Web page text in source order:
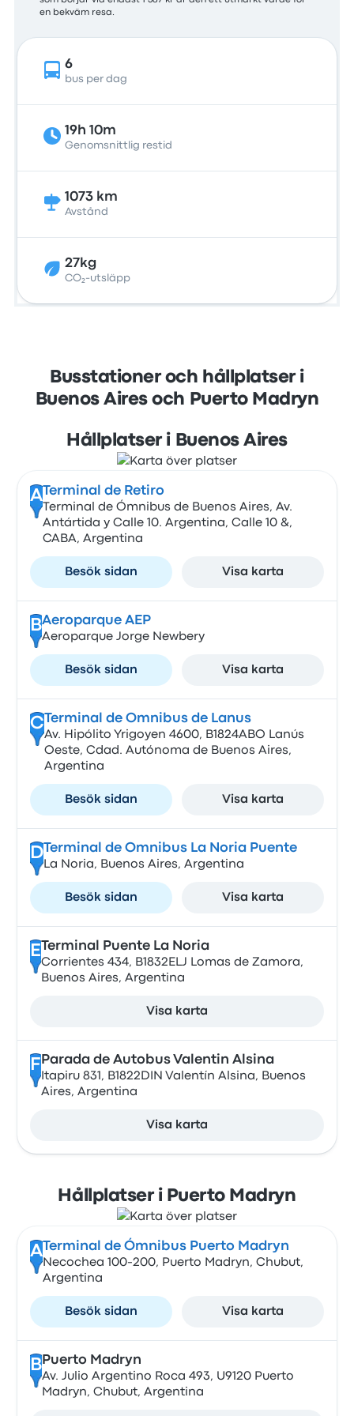
en bekväm resa.
6
bus per dag
19h 10m
Genomsnittlig restid
1073 km
Avstånd
27kg
CO₂-utsläpp
Busstationer och hållplatser i
Buenos Aires och Puerto Madryn
Hållplatser i Buenos Aires
A Terminal de Retiro
Terminal de Ómnibus de Buenos Aires, Av.
Antártida y Calle 10. Argentina, Calle 10 &,
CABA, Argentina
Besök sidan Visa karta
BAeroparque AEP
Aeroparque Jorge Newbery
Besök sidan Visa karta
CTerminal de Omnibus de Lanus
Av. Hipólito Yrigoyen 4600, B1824ABO Lanús
Oeste, Cdad. Autónoma de Buenos Aires,
Argentina
Besök sidan Visa karta
DTerminal de Omnibus La Noria Puente
La Noria, Buenos Aires, Argentina
Besök sidan Visa karta
E Terminal Puente La Noria
Corrientes 434, B1832ELJ Lomas de Zamora,
Buenos Aires, Argentina
Visa karta
F Parada de Autobus Valentin Alsina
Itapiru 831, B1822DIN Valentín Alsina, Buenos
Aires, Argentina
Visa karta
Hållplatser i Puerto Madryn
A Terminal de Ómnibus Puerto Madryn
Necochea 100-200, Puerto Madryn, Chubut,
Argentina
Besök sidan Visa karta
B Puerto Madryn
Av. Julio Argentino Roca 493, U9120 Puerto
Madryn, Chubut, Argentina